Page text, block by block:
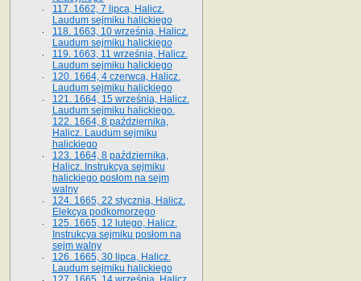
117. 1662, 7 lipca, Halicz.
Laudum sejmiku halickiego
118. 1663, 10 września, Halicz.
Laudum sejmiku halickiego
119. 1663, 11 września, Halicz.
Laudum sejmiku halickiego
120. 1664, 4 czerwca, Halicz.
Laudum sejmiku halickiego
121. 1664, 15 września, Halicz.
Laudum sejmiku halickiego.
122. 1664, 8 października,
Halicz. Laudum sejmiku
halickiego
123. 1664, 8 października,
Halicz. Instrukcya sejmiku
halickiego posłom na sejm
walny
124. 1665, 22 stycznia, Halicz.
Elekcya podkomorzego
125. 1665, 12 lutego, Halicz.
Instrukcya sejmiku posłom na
sejm walny
126. 1665, 30 lipca, Halicz.
Laudum sejmiku halickiego